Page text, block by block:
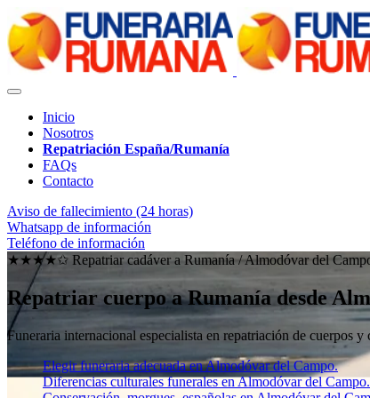
Inicio
Nosotros
Repatriación España/Rumanía
FAQs
Contacto
Aviso de fallecimiento (24 horas)
Whatsapp de información
Teléfono de información
★★★★✩ Repatriar cadáver a Rumanía /Almodóvar del
Repatriar cuerpo a Rumanía desde
Funeraria internacional especialista en repatriación de cuerpos
Elegir funeraria adecuada en Almodóvar del Campo.
Diferencias culturales funerales en Almodóvar del Campo.